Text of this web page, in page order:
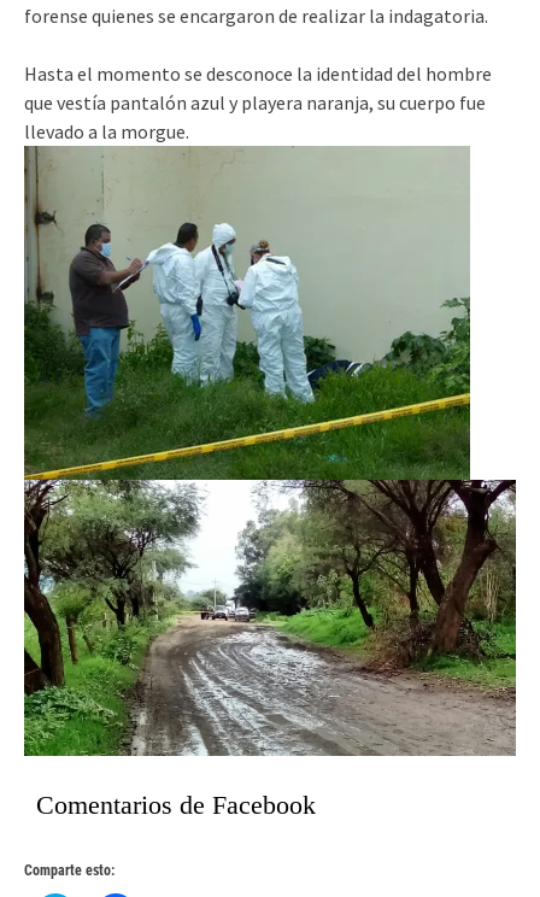
forense quienes se encargaron de realizar la indagatoria.
Hasta el momento se desconoce la identidad del hombre
que vestía pantalón azul y playera naranja, su cuerpo fue
llevado a la morgue.
Comentarios de Facebook
Comparte esto: